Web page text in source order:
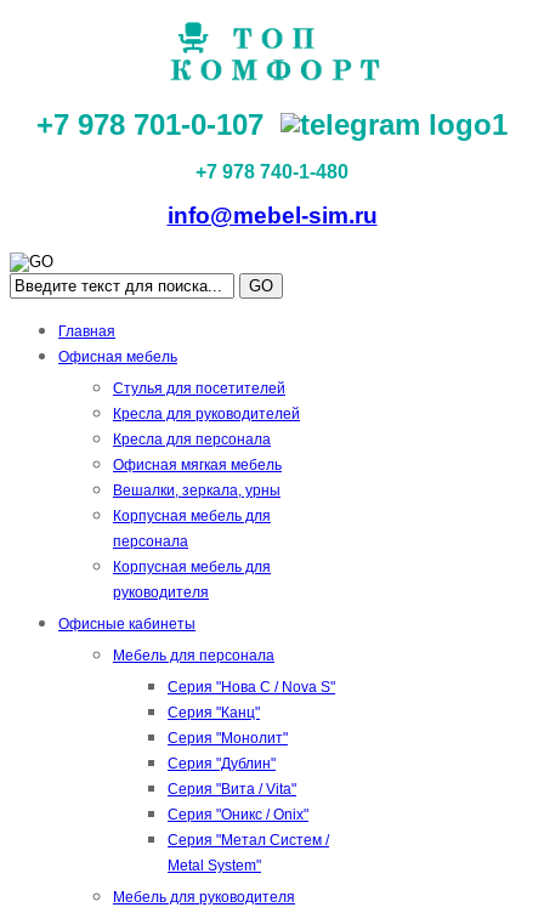
+7 978 701-0-107
+7 978 740-1-480
info@mebel-sim.ru
GO
Главная
Офисная мебель
Стулья для посетителей
Кресла для руководителей
Кресла для персонала
Офисная мягкая мебель
Вешалки, зеркала, урны
Корпусная мебель для
персонала
Корпусная мебель для
руководителя
Офисные кабинеты
Мебель для персонала
Серия "Нова С / Nova S"
Серия "Канц"
Серия "Монолит"
Серия "Дублин"
Серия "Вита / Vita"
Серия "Оникс / Onix"
Серия "Метал Систем /
Metal System"
Мебель для руководителя